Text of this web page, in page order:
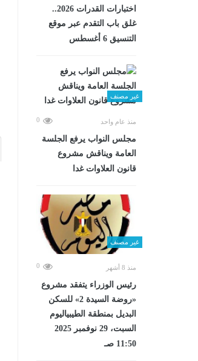
اختبارات القدرات 2026..
غلق باب التقدم عبر موقع
التنسيق 6 أغسطس
غير مصنف
منذ عام واحد 0
مجلس النواب يرفع الجلسة
العامة ويناقش مشروع
قانون العلاوات غدا
غير مصنف
منذ 8 أشهر 0
رئيس الوزراء يتفقد مشروع
«روضة السيدة 2» للسكن
البديل بمنطقة الطيبياليوم
السبت، 29 نوفمبر 2025
11:50 صـ